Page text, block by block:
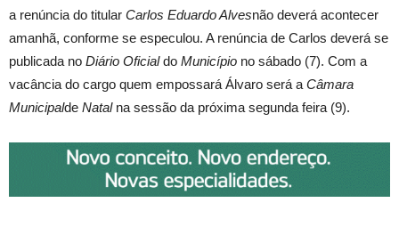
a renúncia do titular Carlos Eduardo Alvesnão deverá acontecer
amanhã, conforme se especulou. A renúncia de Carlos deverá se
publicada no Diário Oficialdo Município no sábado (7). Com a
vacância do cargo quem empossará Álvaro será a Câmara
Municipalde Natalna sessão da próxima segunda feira (9).